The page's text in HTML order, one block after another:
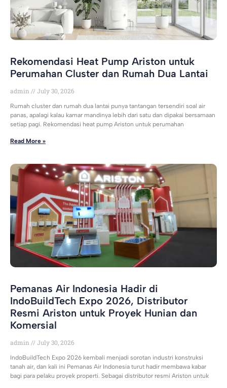
Rekomendasi Heat Pump Ariston untuk
Perumahan Cluster dan Rumah Dua Lantai
admin July 30, 2026
Rumah cluster dan rumah dua lantai punya tantangan tersendiri soal air
panas, apalagi kalau kamar mandinya lebih dari satu dan dipakai bersamaan
setiap pagi. Rekomendasi heat pump Ariston untuk perumahan
Read More »
Pemanas Air Indonesia Hadir di
IndoBuildTech Expo 2026, Distributor
Resmi Ariston untuk Proyek Hunian dan
Komersial
admin July 30, 2026
IndoBuildTech Expo 2026 kembali menjadi sorotan industri konstruksi
tanah air, dan kali ini Pemanas Air Indonesia turut hadir membawa kabar
bagi para pelaku proyek properti. Sebagai distributor resmi Ariston untuk